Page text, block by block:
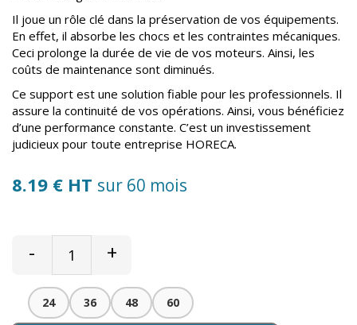
Il joue un rôle clé dans la préservation de vos équipements.
En effet, il absorbe les chocs et les contraintes mécaniques.
Ceci prolonge la durée de vie de vos moteurs. Ainsi, les
coûts de maintenance sont diminués.
Ce support est une solution fiable pour les professionnels. Il
assure la continuité de vos opérations. Ainsi, vous bénéficiez
d’une performance constante. C’est un investissement
judicieux pour toute entreprise HORECA.
8.19 € HT sur 60 mois
- +
24 36 48 60